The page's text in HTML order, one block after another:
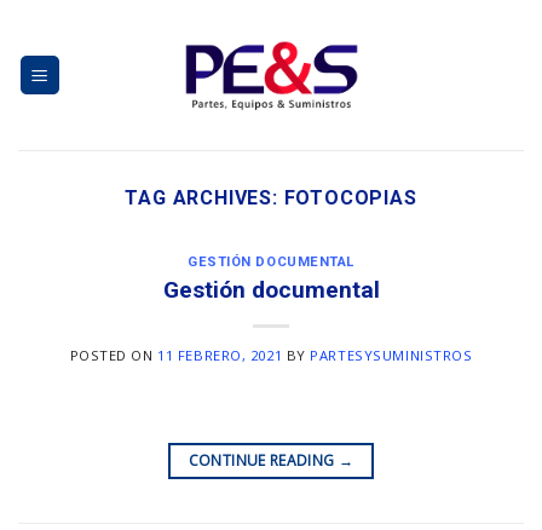
content
TAG ARCHIVES: FOTOCOPIAS
GESTIÓN DOCUMENTAL
Gestión documental
POSTED ON 11 FEBRERO, 2021 BY PARTESYSUMINISTROS
CONTINUE READING →